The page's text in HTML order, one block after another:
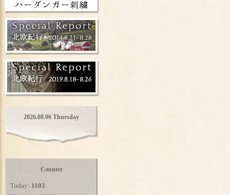
2026.08.06 Thursday
Counter
Today: 1103